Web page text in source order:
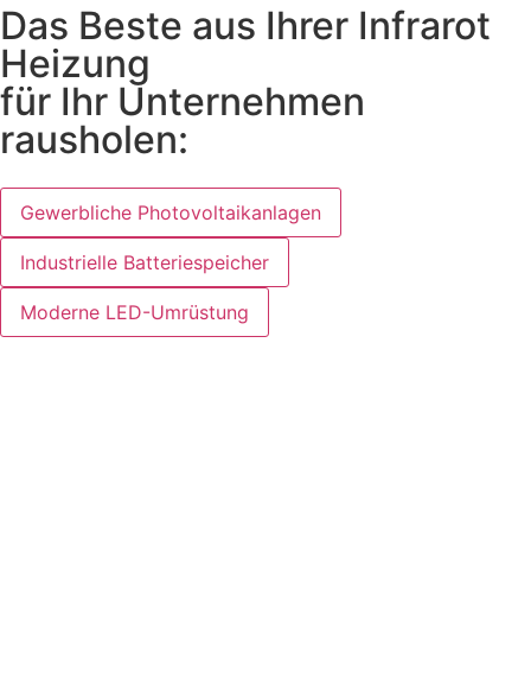
Das Beste aus Ihrer Infrarot
Heizung
für Ihr Unternehmen
rausholen:
Gewerbliche Photovoltaikanlagen
Industrielle Batteriespeicher
Moderne LED-Umrüstung